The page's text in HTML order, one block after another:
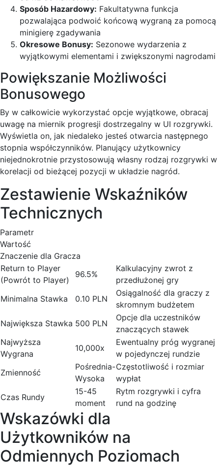
Sposób Hazardowy: Fakultatywna funkcja
pozwalająca podwoić końcową wygraną za pomocą
minigierę zgadywania
Okresowe Bonusy: Sezonowe wydarzenia z
wyjątkowymi elementami i zwiększonymi nagrodami
Powiększanie Możliwości
Bonusowego
By w całkowicie wykorzystać opcje wyjątkowe, obracaj
uwagę na miernik progresji dostrzegalny w UI rozgrywki.
Wyświetla on, jak niedaleko jesteś otwarcia następnego
stopnia współczynników. Planujący użytkownicy
niejednokrotnie przystosowują własny rodzaj rozgrywki w
korelacji od bieżącej pozycji w układzie nagród.
Zestawienie Wskaźników
Technicznych
Parametr
Wartość
Znaczenie dla Gracza
Return to Player
(Powrót to Player)
96.5%
Kalkulacyjny zwrot z
przedłużonej gry
Minimalna Stawka
0.10 PLN
Osiągalność dla graczy z
skromnym budżetem
Największa Stawka 500 PLN
Opcje dla uczestników
znaczących stawek
Najwyższa
Wygrana
10,000x
Ewentualny próg wygranej
w pojedynczej rundzie
Zmienność
Pośrednia-
Wysoka
Częstotliwość i rozmiar
wypłat
Czas Rundy
15-45
moment
Rytm rozgrywki i cyfra
rund na godzinę
Wskazówki dla
Użytkowników na
Odmiennych Poziomach